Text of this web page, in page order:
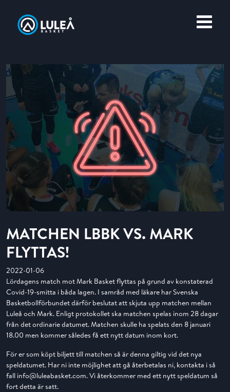
MERCH
MATCHEN LBBK VS. MARK
FLYTTAS!
2022-01-06
Lördagens match mot Mark Basket flyttas på grund av konstaterad
Covid-19-smitta i båda lagen. I samråd med läkare har Svenska
Basketbollförbundet därför beslutat att skjuta upp matchen mellan
Luleå och Mark. Enligt protokollet ska matchen spelas inom 28 dagar
från det ordinarie datumet. Matchen skulle ha spelats den 8 januari
18.00 men kommer således få ett nytt datum inom kort.
För er som köpt biljett till matchen så är denna giltig vid det nya
speldatumet. Har ni inte möjlighet att gå återbetalas ni, kontakta i så
fall info@luleabasket.com. Vi återkommer med ett nytt speldatum så
fort detta är satt.